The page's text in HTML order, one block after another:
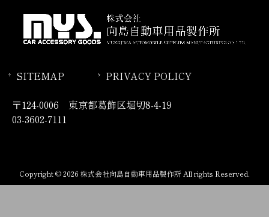
SITEMAP PRIVACY POLICY
〒124-0006 東京都葛飾区堀切8-4-19
03-3602-7111
Copyright © 2026 株式会社向島自動車用品製作所 All rights Reserved.